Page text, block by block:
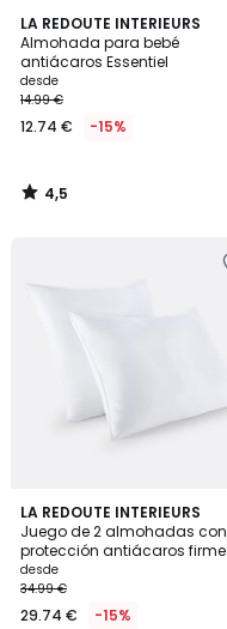
LA REDOUTE INTERIEURS
Almohada para bebé
antiácaros Essentiel
desde
14.99 €
12.74 € -15%
4,5
/ 5
4,5
/
LA REDOUTE INTERIEURS
Juego de 2 almohadas con
protección antiácaros firme
desde
34.99 €
29.74 € -15%
3
/
5